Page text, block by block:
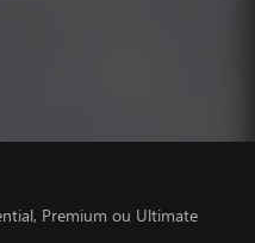
Premium ou Ultimate